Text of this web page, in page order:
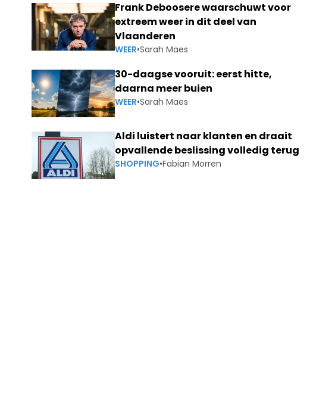
Frank Deboosere waarschuwt voor
extreem weer in dit deel van
Vlaanderen
WEER•Sarah Maes
30-daagse vooruit: eerst hitte,
daarna meer buien
WEER•Sarah Maes
Aldi luistert naar klanten en draait
opvallende beslissing volledig terug
SHOPPING•Fabian Morren